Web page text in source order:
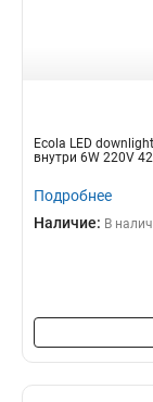
Ecola LED
внутри 6W 220V
Подробнее
Наличие: В